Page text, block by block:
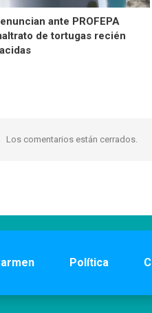
ante PROFEPA
de tortugas recién
Los comentarios están cerrados.
Política